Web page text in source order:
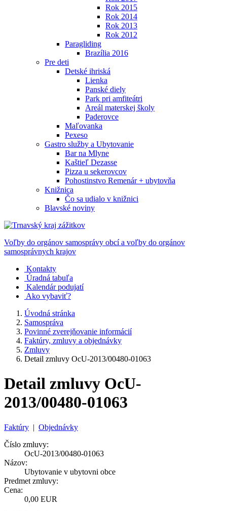
Rok 2015
Rok 2014
Rok 2013
Rok 2012
Paragliding
Brazília 2016
Pre deti
Detské ihriská
Lienka
Panské diely
Park pri amfiteátri
Areál materskej školy
Paderovce
Maľovanka
Pexeso
Gastro služby a Ubytovanie
Bar na Mlyne
Kaštieľ Dezasse
Pizza u sekerovcov
Pohostinstvo Remenár + ubytovňa
Knižnica
Čo sa udialo v knižnici
Blavské noviny
Voľby do orgánov samosprávy obcí a voľby do orgánov
samosprávnych krajov
Kontakty
Úradná tabuľa
Kalendár podujatí
Ako vybaviť?
Úvodná stránka
Samospráva
Povinné zverejňovanie informácií
Faktúry, zmluvy a objednávky
Zmluvy
Detail zmluvy OcU-2013/00480-01063
Detail zmluvy OcU-
2013/00480-01063
Faktúry | Objednávky
Číslo zmluvy:
OcU-2013/00480-01063
Názov:
Ubytovanie v ubytovni obce
Predmet zmluvy:
Cena:
0,00 EUR